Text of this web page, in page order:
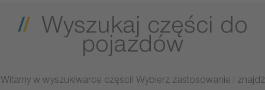
Wyszukaj części do
pojazdów
Witamy w wyszukiwarce części! Wybierz zastosowanie i znajdź